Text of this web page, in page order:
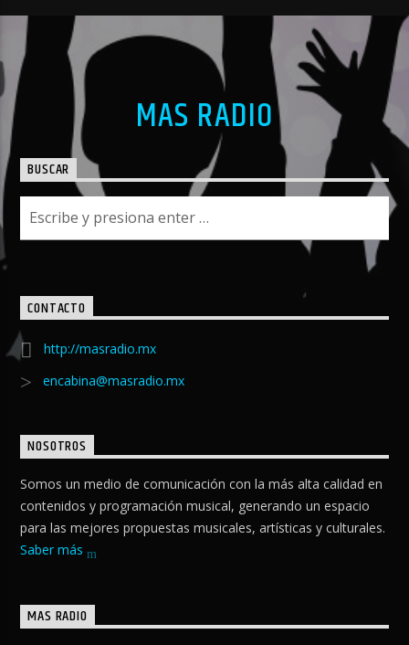
MAS RADIO
BUSCAR
CONTACTO
http://masradio.mx
encabina@masradio.mx
NOSOTROS
Somos un medio de comunicación con la más alta calidad en
contenidos y programación musical, generando un espacio
para las mejores propuestas musicales, artísticas y culturales.
Saber más
MAS RADIO